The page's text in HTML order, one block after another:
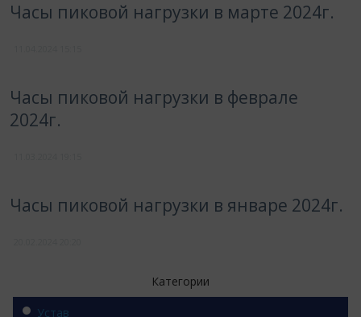
Часы пиковой нагрузки в марте 2024г.
Часы пиковой нагрузки в феврале
2024г.
Часы пиковой нагрузки в январе 2024г.
Категории
Устав